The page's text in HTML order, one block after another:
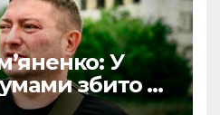
У
збито 6